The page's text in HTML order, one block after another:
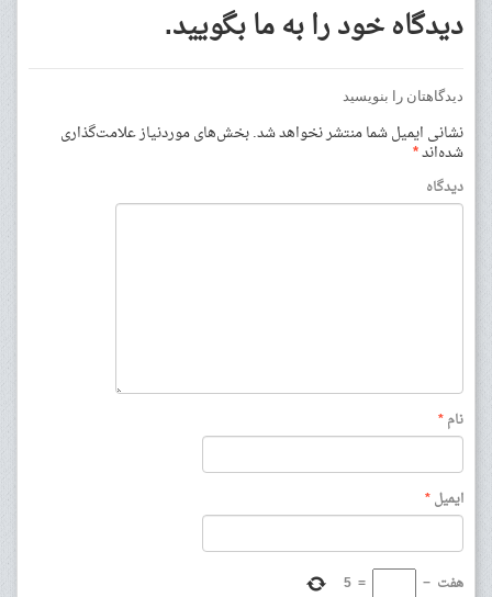
دیدگاه خود را به ما بگویید.
دیدگاهتان را بنویسید
نشانی ایمیل شما منتشر نخواهد شد.بخش‌های موردنیاز علامت‌گذاری
شده‌اند*
دیدگاه
نام*
ایمیل*
هفت −
=
5